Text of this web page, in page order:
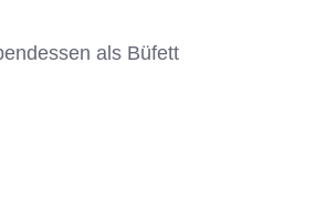
als Büfett